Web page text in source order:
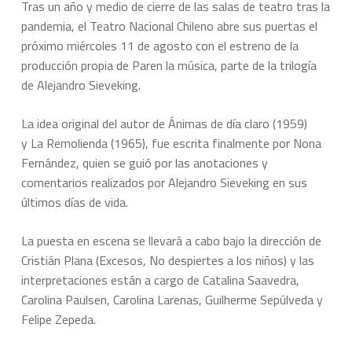
Tras un año y medio de cierre de las salas de teatro tras la
pandemia, el Teatro Nacional Chileno abre sus puertas el
próximo miércoles 11 de agosto con el estreno de la
producción propia de Paren la música, parte de la trilogía
de Alejandro Sieveking.
La idea original del autor de Ánimas de día claro (1959)
y La Remolienda(1965), fue escrita finalmente por Nona
Fernández, quien se guió por las anotaciones y
comentarios realizados por Alejandro Sieveking en sus
últimos días de vida.
La puesta en escena se llevará a cabo bajo la dirección de
Cristián Plana (Excesos, No despiertes a los niños) y las
interpretaciones están a cargo de Catalina Saavedra,
Carolina Paulsen, Carolina Larenas, Guilherme Sepúlveda y
Felipe Zepeda.